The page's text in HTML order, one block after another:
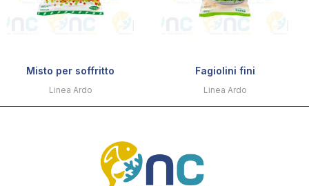
Misto per soffritto
Linea Ardo
Fagiolini fini
Linea Ardo